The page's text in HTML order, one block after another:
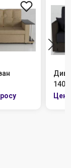
Диван Аккордеон